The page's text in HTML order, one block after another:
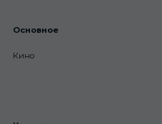
Основное
Кино